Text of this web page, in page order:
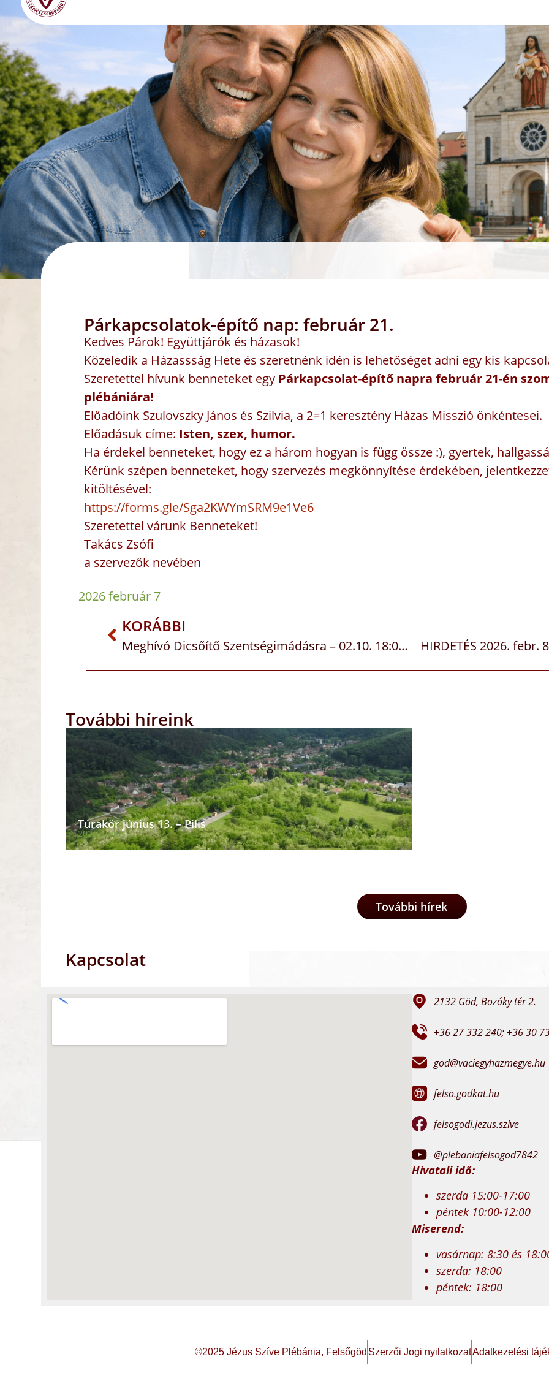
Párkapcsolatok-építő nap: február 21.
Kedves Párok! Együttjárók és házasok!
Közeledik a Házassság Hete és szeretnénk idén is lehetőséget adni egy kis
Szeretettel hívunk benneteket egy Párkapcsolat-építő napra február 21-én
plébániára!
Előadóink Szulovszky János és Szilvia, a 2=1 keresztény Házas Misszió önkéntesei.
Előadásuk címe: Isten, szex, humor.
Ha érdekel benneteket, hogy ez a három hogyan is függ össze :), gyertek,
Kérünk szépen benneteket, hogy szervezés megkönnyítése érdekében,
kitöltésével:
https://forms.gle/Sga2KWYmSRM9e1Ve6
Szeretettel várunk Benneteket!
Takács Zsófi
a szervezők nevében
2026 február 7
KORÁBBI
Meghívó Dicsőítő Szentségimádásra – 02.10. 18:00 – Gödi Áldás Háza HIRDETÉS 2026. febr.
További híreink
Túrakör június 13. – Pilis
2026 június 3
További hírek
Kapcsolat
2132 Göd, Bozóky tér 2.
+36 27 332 240; +36 30
god@vaciegyhazmegye.hu
felso.godkat.hu
felsogodi.jezus.szive
@plebaniafelsogod7842
Hivatali idő:
szerda 15:00-17:00
péntek 10:00-12:00
Miserend:
vasárnap: 8:30 és
szerda: 18:00
péntek: 18:00
©2025 Jézus Szíve Plébánia, Felsőgöd Szerzői Jogi nyilatkozatAdatkezelési